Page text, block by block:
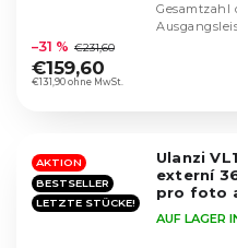
durchschnittliche
Produktbewertung
ist
Sternen.
€131,90 ohne MwSt.
–31 % €231,60
€159,60
Gesamtzahl
AKTION
BESTSELLER
LETZTE STÜCKE!
Ulanzi
externí
pro foto
AUF LAGER